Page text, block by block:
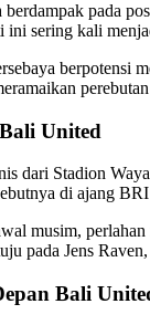
pada
sering kali
United
dari Stadion
di ajang
musim,
pada Jens
Bali